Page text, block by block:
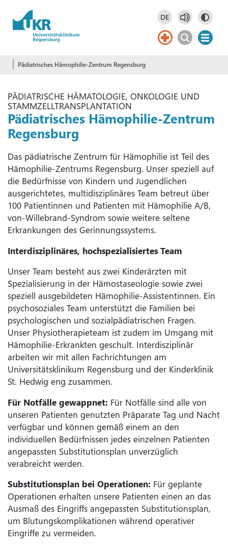
Springe zum Hauptinhalt DE
Deutsch
DE
Pädiatrisches Hämophilie-Zentrum Regensburg
PÄDIATRISCHE HÄMATOLOGIE, ONKOLOGIE UND
STAMMZELLTRANSPLANTATION
Pädiatrisches Hämophilie-Zentrum
Regensburg
Das pädiatrische Zentrum für Hämophilie ist Teil des
Hämophilie-Zentrums Regensburg. Unser speziell auf
die Bedürfnisse von Kindern und Jugendlichen
ausgerichtetes, multidisziplinäres Team betreut über
100 Patientinnen und Patienten mit Hämophilie A/B,
von-Willebrand-Syndrom sowie weitere seltene
Erkrankungen des Gerinnungssystems.
Interdisziplinäres, hochspezialisiertes Team
Unser Team besteht aus zwei Kinderärzten mit
Spezialisierung in der Hämostaseologie sowie zwei
speziell ausgebildeten Hämophilie-Assistentinnen. Ein
psychosoziales Team unterstützt die Familien bei
psychologischen und sozialpädiatrischen Fragen.
Unser Physiotherapieteam ist zudem im Umgang mit
Hämophilie-Erkrankten geschult. Interdisziplinär
arbeiten wir mit allen Fachrichtungen am
Universitätsklinikum Regensburg und der Kinderklinik
St. Hedwig eng zusammen.
Für Notfälle gewappnet: Für Notfälle sind alle von
unseren Patienten genutzten Präparate Tag und Nacht
verfügbar und können gemäß einem an den
individuellen Bedürfnissen jedes einzelnen Patienten
angepassten Substitutionsplan unverzüglich
verabreicht werden.
Substitutionsplan bei Operationen: Für geplante
Operationen erhalten unsere Patienten einen an das
Ausmaß des Eingriffs angepassten Substitutionsplan,
um Blutungskomplikationen während operativer
Eingriffe zu vermeiden.